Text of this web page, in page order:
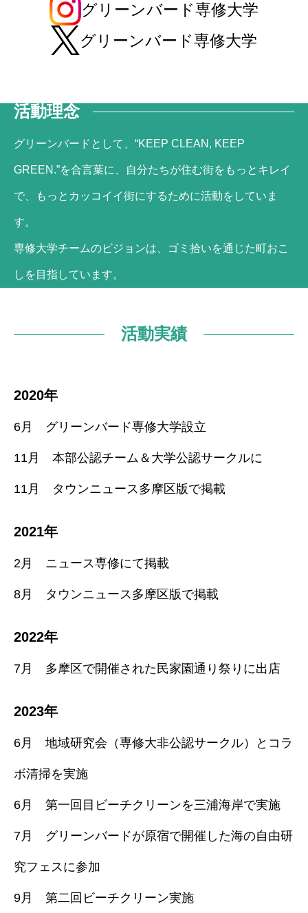
グリーンバード専修大学
グリーンバード専修大学
活動理念
グリーンバードとして、“KEEP CLEAN, KEEP
GREEN.”を合言葉に、自分たちが住む街をもっとキレイ
で、もっとカッコイイ街にするために活動をしていま
す。
専修大学チームのビジョンは、ゴミ拾いを通じた町おこ
しを目指しています。
活動実績
2020年
6月 グリーンバード専修大学設立
11月 本部公認チーム＆大学公認サークルに
11月 タウンニュース多摩区版で掲載
2021年
2月 ニュース専修にて掲載
8月 タウンニュース多摩区版で掲載
2022年
7月 多摩区で開催された民家園通り祭りに出店
2023年
6月 地域研究会（専修大非公認サークル）とコラ
ボ清掃を実施
6月 第一回目ビーチクリーンを三浦海岸で実施
7月 グリーンバードが原宿で開催した海の自由研
究フェスに参加
9月 第二回ビーチクリーン実施